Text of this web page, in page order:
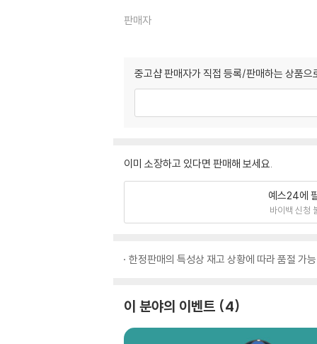
판매자
중고샵 판매자가 직접 등록/판매하는 상품
이미 소장하고 있다면 판매해 보세요.
예스24에
바이백 신청
한정판매의 특성상 재고 상황에 따라 품절 가능
이 분야의 이벤트 4